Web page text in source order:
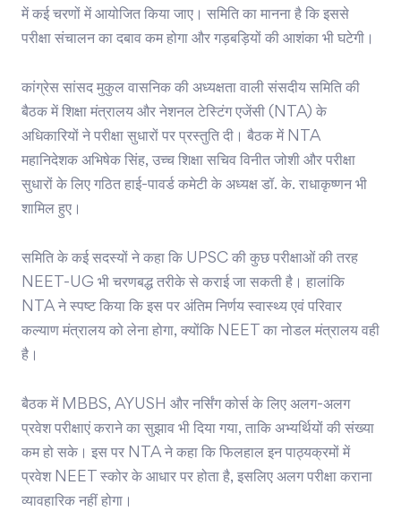
में कई चरणों में आयोजित किया जाए। समिति का मानना है कि इससे
परीक्षा संचालन का दबाव कम होगा और गड़बड़ियों की आशंका भी घटेगी।
कांग्रेस सांसद मुकुल वासनिक की अध्यक्षता वाली संसदीय समिति की
बैठक में शिक्षा मंत्रालय और नेशनल टेस्टिंग एजेंसी (NTA) के
अधिकारियों ने परीक्षा सुधारों पर प्रस्तुति दी। बैठक में NTA
महानिदेशक अभिषेक सिंह, उच्च शिक्षा सचिव विनीत जोशी और परीक्षा
सुधारों के लिए गठित हाई-पावर्ड कमेटी के अध्यक्ष डॉ. के. राधाकृष्णन भी
शामिल हुए।
समिति के कई सदस्यों ने कहा कि UPSC की कुछ परीक्षाओं की तरह
NEET-UG भी चरणबद्ध तरीके से कराई जा सकती है। हालांकि
NTA ने स्पष्ट किया कि इस पर अंतिम निर्णय स्वास्थ्य एवं परिवार
कल्याण मंत्रालय को लेना होगा, क्योंकि NEET का नोडल मंत्रालय वही
है।
बैठक में MBBS, AYUSH और नर्सिंग कोर्स के लिए अलग-अलग
प्रवेश परीक्षाएं कराने का सुझाव भी दिया गया, ताकि अभ्यर्थियों की संख्या
कम हो सके। इस पर NTA ने कहा कि फिलहाल इन पाठ्यक्रमों में
प्रवेश NEET स्कोर के आधार पर होता है, इसलिए अलग परीक्षा कराना
व्यावहारिक नहीं होगा।